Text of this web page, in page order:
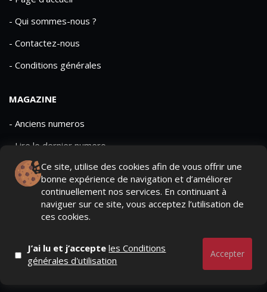
Ce site, utilise des cookies afin de vous offrir une
bonne expérience de navigation et d’améliorer
continuellement nos services. En continuant à
naviguer sur ce site, vous acceptez l’utilisation de
ces cookies.
J’ai lu et j’accepteles Conditions
générales d'utilisation
Accepter
- Qui sommes-nous ?
- Contactez-nous
- Conditions générales
MAGAZINE
- Anciens numeros
- Lire le dernier numero
- Publicite
CONTACTEZ-NOUS
MENTIONS LÉGALES
© Copyright 2026, All Rights Reserved